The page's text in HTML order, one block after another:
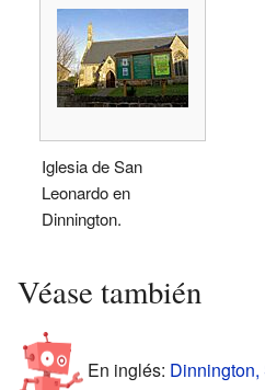
Iglesia de San
Leonardo en
Dinnington.
Véase también
En inglés: Dinnington,